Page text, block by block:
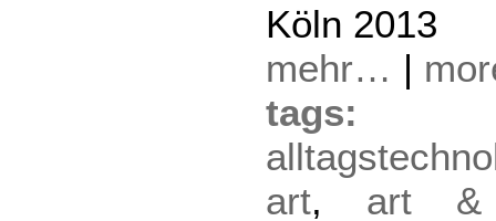
Köln 2013
mehr… |
art, art &